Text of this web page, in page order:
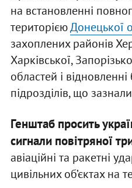
на встановленні
територієюДонецької
захоплених районів
Харківської,
областей і відновленні
підрозділів, що
Генштаб просить
сигнали повітряної
авіаційні та ракетні
цивільних об’єктах на